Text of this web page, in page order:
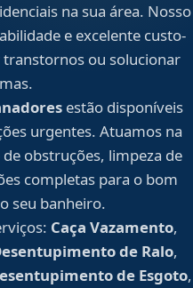
na sua área. Nosso
e excelente custo-
ou solucionar
estão disponíveis
urgentes. Atuamos na
obstruções, limpeza de
completas para o bom
seu banheiro.
Caça Vazamento,
de Ralo,
de Esgoto,